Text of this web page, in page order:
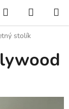
Hľadať
KOŠÍK
stolík